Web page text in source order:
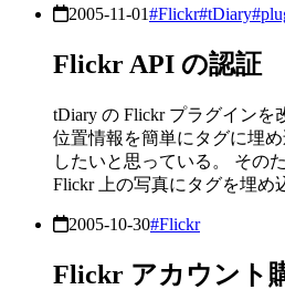
2005-11-01#Flickr#tDiary
Flickr API の認証
tDiary の Flickr プラグインを
位置情報を簡単にタグに埋め
したいと思っている。 その
Flickr 上の写真にタグを埋
2005-10-30#Flickr
Flickr アカウント